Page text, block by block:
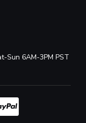
Sun 6AM-3PM PST